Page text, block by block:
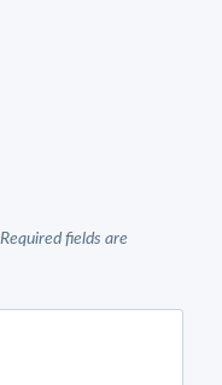
Required fields are